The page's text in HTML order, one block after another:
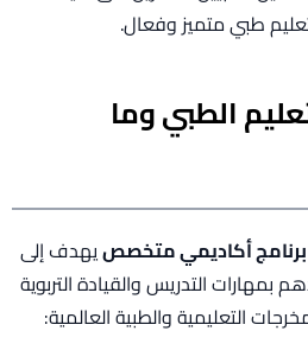
طبي متميز وفعال.
الطبي وما
أكاديمي متخصصيهدف إلى
بمهارات التدريس والقيادة التربوية
التعليمية والطبية العالمية: